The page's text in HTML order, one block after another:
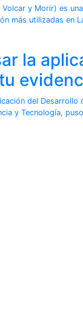
y Morir) es
más utilizadas en
la
del Desarrollo
y Tecnología,